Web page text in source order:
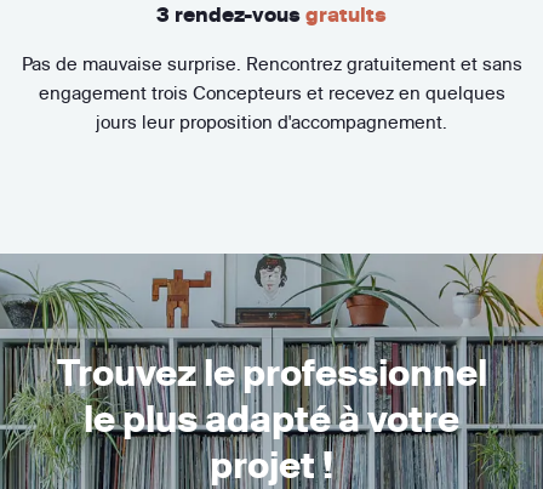
3 rendez-vous gratuits
Pas de mauvaise surprise. Rencontrez gratuitement et sans
engagement trois Concepteurs et recevez en quelques
jours leur proposition d'accompagnement.
Trouvez le professionnel
le plus adapté à votre
projet !